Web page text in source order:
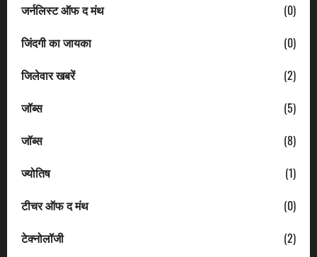
जर्नलिस्ट ऑफ द मंथ
(0)
जिंदगी का जायका
(0)
जिलेवार खबरें
(2)
जॉब्स
(5)
जॉब्स
(8)
ज्योतिष
(1)
टीचर ऑफ द मंथ
(0)
टेक्नोलॉजी
(2)